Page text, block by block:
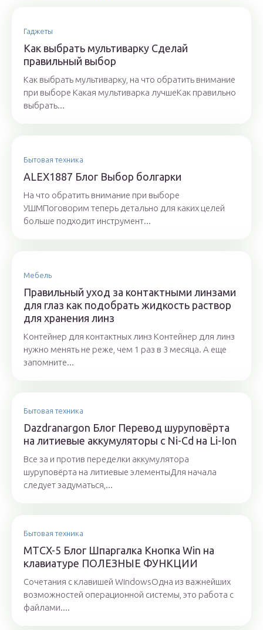
Гаджеты
Как выбрать мультиварку Сделай
правильный выбор
Как выбрать мультиварку, на что обратить внимание
при выборе Какая мультиварка лучшеКак правильно
выбрать...
Бытовая техника
ALEX1887 Блог Выбор болгарки
На что обратить внимание при выборе
УШМПоговорим теперь детально для каких целей
больше подходит инструмент...
Мебель
Правильный уход за контактными линзами
для глаз как подобрать жидкость раствор
для хранения линз
Контейнер для контактных линз Контейнер для линз
нужно менять не реже, чем 1 раз в 3 месяца. А еще
запомните...
Бытовая техника
Dazdranargon Блог Перевод шуруповёрта
на литиевые аккумуляторы с Ni-Cd на Li-Ion
Все за и против переделки аккумулятора
шуруповёрта на литиевые элементыДля начала
следует задуматься,...
Бытовая техника
MTCX-5 Блог Шпаргалка Кнопка Win на
клавиатуре ПОЛЕЗНЫЕ ФУНКЦИИ
Сочетания с клавишей WindowsОдна из важнейших
возможностей операционной системы, это работа с
файлами....